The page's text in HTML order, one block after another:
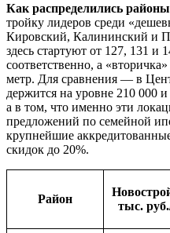
Как распределились
тройку лидеров среди
Кировский, Калининский и
здесь стартуют от 127, 131 и
соответственно, а
метр. Для сравнения — в
держится на уровне 210 000
а в том, что именно эти
предложений по семейной
крупнейшие
скидок до 20%.
Район
тыс.